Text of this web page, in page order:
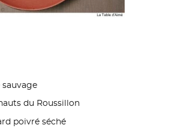
du Roussillon
poivré séché